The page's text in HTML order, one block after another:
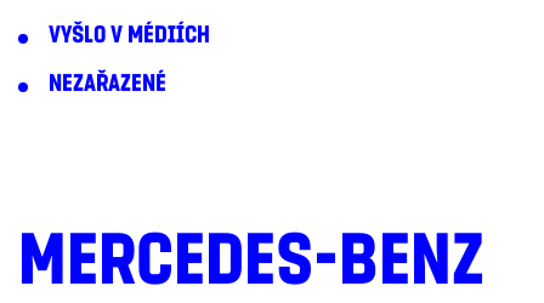
VYŠLO V MÉDIÍCH
NEZAŘAZENÉ
MERCEDES-BENZ